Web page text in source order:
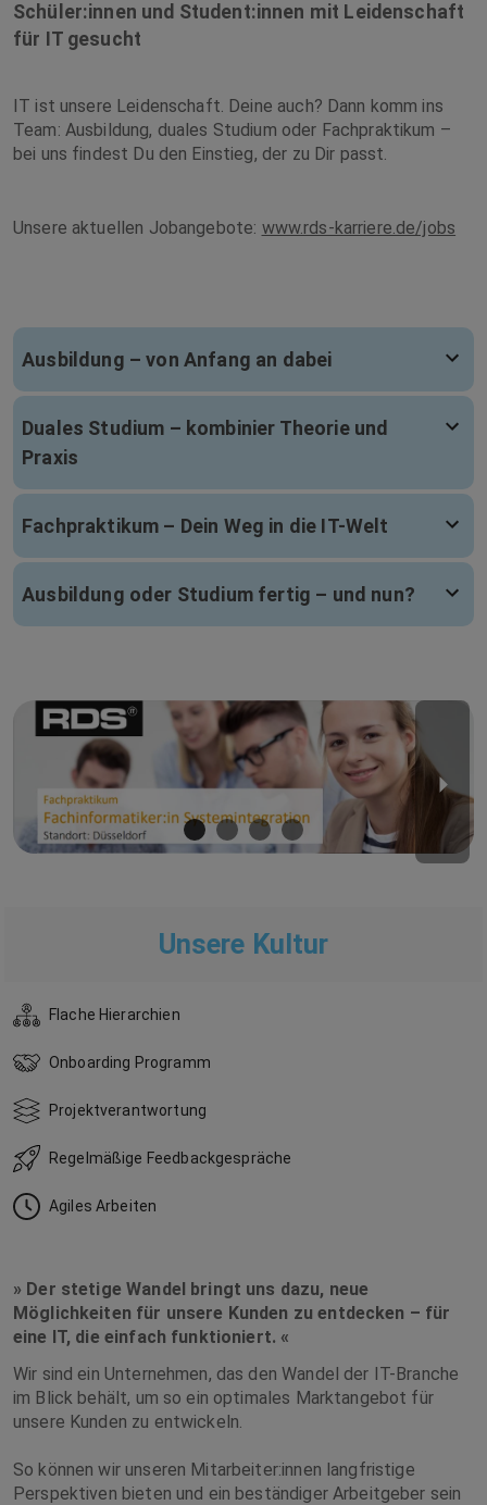
Schüler:innen und Student:innen mit Leidenschaft
für IT gesucht
IT ist unsere Leidenschaft. Deine auch? Dann komm ins
Team: Ausbildung, duales Studium oder Fachpraktikum –
bei uns findest Du den Einstieg, der zu Dir passt.
Unsere aktuellen Jobangebote: www.rds-karriere.de/jobs
Ausbildung – von Anfang an dabei
Duales Studium – kombinier Theorie und
Praxis
Fachpraktikum – Dein Weg in die IT-Welt
Ausbildung oder Studium fertig – und nun?
Unsere Kultur
Flache Hierarchien
Onboarding Programm
Projektverantwortung
Regelmäßige Feedbackgespräche
Agiles Arbeiten
» Der stetige Wandel bringt uns dazu, neue
Möglichkeiten für unsere Kunden zu entdecken – für
eine IT, die einfach funktioniert. «
Wir sind ein Unternehmen, das den Wandel der IT-Branche
im Blick behält, um so ein optimales Marktangebot für
unsere Kunden zu entwickeln.
So können wir unseren Mitarbeiter:innen langfristige
Perspektiven bieten und ein beständiger Arbeitgeber sein